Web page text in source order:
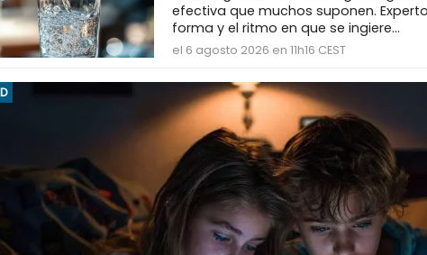
efectiva que muchos suponen.
forma y el ritmo en que se ingiere...
el 6 agosto 2026 en 11h16 CEST